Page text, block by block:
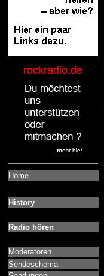
Home
History
Radio hören
Moderatoren
Sendeschema